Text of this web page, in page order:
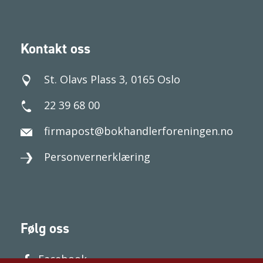
Kontakt oss
St. Olavs Plass 3, 0165 Oslo
22 39 68 00
firmapost@bokhandlerforeningen.no
Personvernerklæring
Følg oss
Facebook